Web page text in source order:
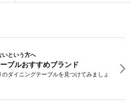
いという方へ
ブルおすすめブランド
のダイニングテーブルを見つけてみましょ